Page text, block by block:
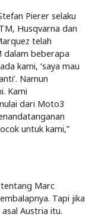
Pierer selaku
Husqvarna dan
telah
dalam beberapa
kami, ‘saya mau
Namun
Kami
dari Moto3
untuk kami,”
Marc
Tapi jika
Austria itu.